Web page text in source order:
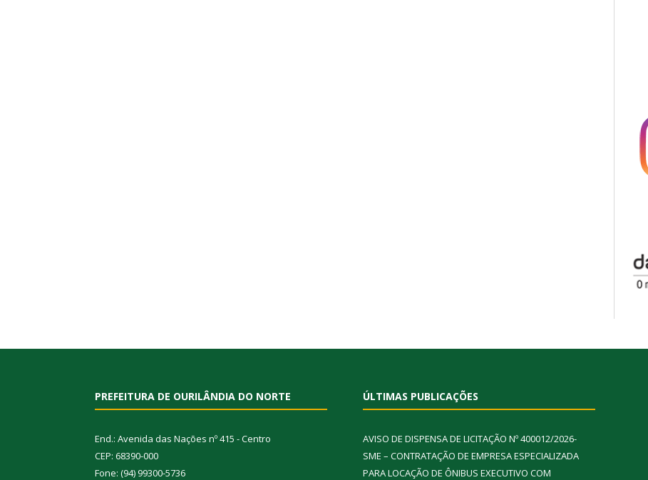
PREFEITURA DE OURILÂNDIA DO NORTE
End.: Avenida das Nações nº 415 - Centro
CEP: 68390-000
Fone: (94) 99300-5736
ÚLTIMAS PUBLICAÇÕES
AVISO DE DISPENSA DE LICITAÇÃO Nº 400012/2026-
SME – CONTRATAÇÃO DE EMPRESA ESPECIALIZADA
PARA LOCAÇÃO DE ÔNIBUS EXECUTIVO COM